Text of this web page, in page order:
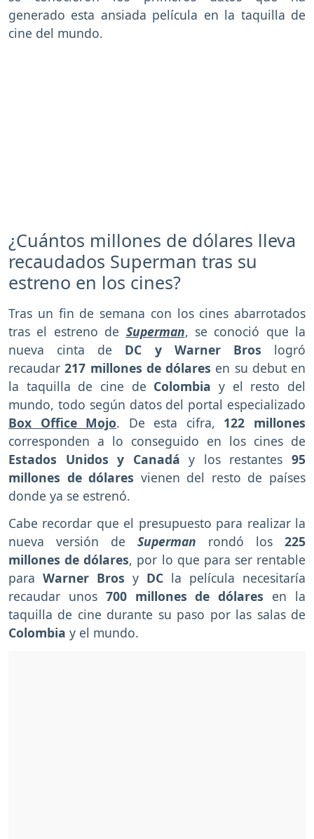
generado esta ansiada película en la taquilla de
cine del mundo.
¿Cuántos millones de dólares lleva
recaudados Superman tras su
estreno en los cines?
Tras un fin de semana con los cines abarrotados
tras el estreno de Superman, se conoció que la
nueva cinta de DC y Warner Bros logró
recaudar217 millones de dólares en su debut en
la taquilla de cine de Colombia y el resto del
mundo, todo según datos del portal especializado
Box Office Mojo. De esta cifra, 122 millones
corresponden a lo conseguido en los cines de
Estados Unidos y Canadáy los restantes95
millones de dólares vienen del resto de países
donde ya se estrenó.
Cabe recordar que el presupuesto para realizar la
nueva versión de Superman rondó los 225
millones de dólares, por lo que para ser rentable
para Warner Bros y DC la película necesitaría
recaudar unos 700 millones de dólares en la
taquilla de cine durante su paso por las salas de
Colombia y el mundo.